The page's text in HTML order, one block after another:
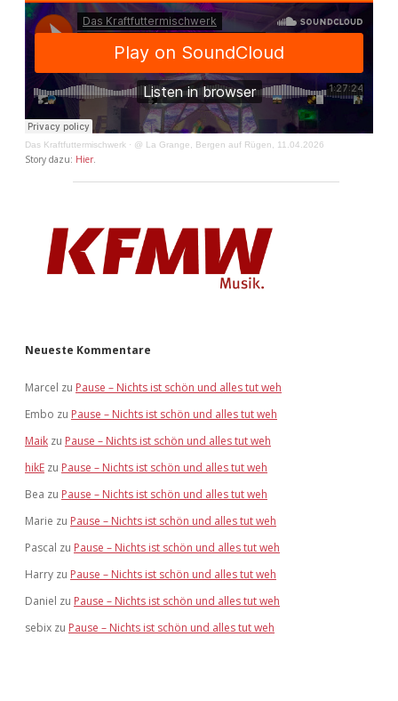
Das Kraftfuttermischwerk · @ La Grange, Bergen auf Rügen, 11.04.2026
Story dazu: Hier
Neueste Kommentare
Marcel zu Pause – Nichts ist schön und alles tut weh
Embo zu Pause – Nichts ist schön und alles tut weh
Maik zu Pause – Nichts ist schön und alles tut weh
hikE zu Pause – Nichts ist schön und alles tut weh
Bea zu Pause – Nichts ist schön und alles tut weh
Marie zu Pause – Nichts ist schön und alles tut weh
Pascal zu Pause – Nichts ist schön und alles tut weh
Harry zu Pause – Nichts ist schön und alles tut weh
Daniel zu Pause – Nichts ist schön und alles tut weh
sebix zu Pause – Nichts ist schön und alles tut weh